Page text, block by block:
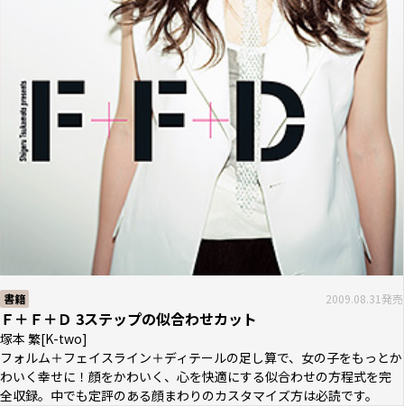
書籍 2009.08.31発売
Ｆ＋Ｆ＋Ｄ 3ステップの似合わせカット
塚本 繁[K-two]
フォルム＋フェイスライン＋ディテールの足し算で、女の子をもっとか
わいく幸せに！顔をかわいく、心を快適にする似合わせの方程式を完
全収録。中でも定評のある顔まわりのカスタマイズ方は必読です。